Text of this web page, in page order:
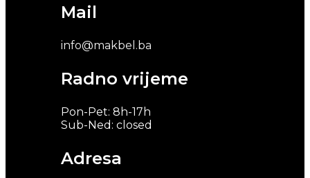
Mail
info@makbel.ba
Radno vrijeme
Pon-Pet: 8h-17h
Sub-Ned: closed
Adresa